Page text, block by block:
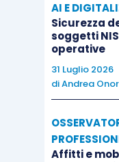
AI E
Sicurezza
soggetti
operative
31 Luglio 2026
diAndrea
Affitti e